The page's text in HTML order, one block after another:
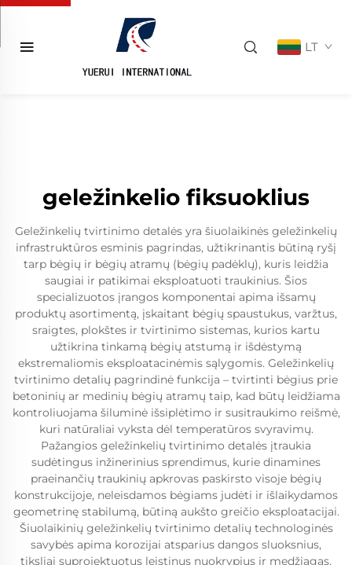
LT
geležinkelio fiksuoklius
Geležinkelių tvirtinimo detalės yra šiuolaikinės geležinkelių
infrastruktūros esminis pagrindas, užtikrinantis būtiną ryšį
tarp bėgių ir bėgių atramų (bėgių padėklų), kuris leidžia
saugiai ir patikimai eksploatuoti traukinius. Šios
specializuotos įrangos komponentai apima išsamų
produktų asortimentą, įskaitant bėgių spaustukus, varžtus,
sraigtes, plokštes ir tvirtinimo sistemas, kurios kartu
užtikrina tinkamą bėgių atstumą ir išdėstymą
ekstremaliomis eksploatacinėmis sąlygomis. Geležinkelių
tvirtinimo detalių pagrindinė funkcija – tvirtinti bėgius prie
betoninių ar medinių bėgių atramų taip, kad būtų leidžiama
kontroliuojama šiluminė išsiplėtimo ir susitraukimo reišmė,
kuri natūraliai vyksta dėl temperatūros svyravimų.
Pažangios geležinkelių tvirtinimo detalės įtraukia
sudėtingus inžinerinius sprendimus, kurie dinamines
praeinančių traukinių apkrovas paskirsto visoje bėgių
konstrukcijoje, neleisdamos bėgiams judėti ir išlaikydamos
geometrinę stabilumą, būtiną aukšto greičio eksploatacijai.
Šiuolaikinių geležinkelių tvirtinimo detalių technologinės
savybės apima korozijai atsparius dangos sluoksnius,
tiksliai suprojektuotus leistinus nuokrypius ir medžiagas,